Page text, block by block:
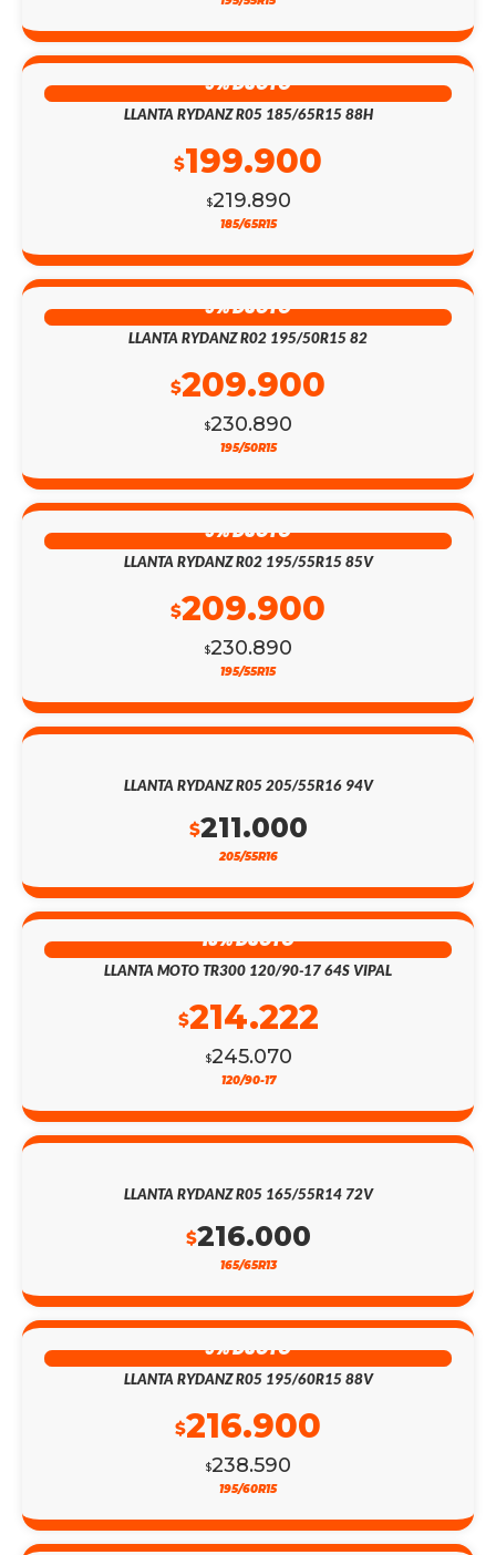
9% DSCTO
LLANTA RYDANZ R05 185/65R15 88H
$219.890
$199.900
185/65R15
9% DSCTO
LLANTA RYDANZ R02 195/50R15 82
$230.890
$209.900
195/50R15
9% DSCTO
LLANTA RYDANZ R02 195/55R15 85V
$230.890
$209.900
195/55R15
LLANTA RYDANZ R05 205/55R16 94V
$211.000
205/55R16
13% DSCTO
LLANTA MOTO TR300 120/90-17 64S VIPAL
$245.070
$214.222
120/90-17
LLANTA RYDANZ R05 165/55R14 72V
$216.000
165/65R13
9% DSCTO
LLANTA RYDANZ R05 195/60R15 88V
$238.590
$216.900
195/60R15